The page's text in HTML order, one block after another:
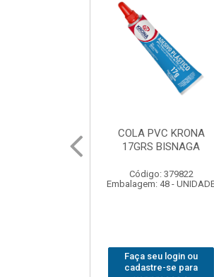
CURVA ELETRODUTO
GALVANIZADO PERFIL
Código: 379867
Embalagem: 1 - UNIDADE
Faça seu login ou
cadastre-se para